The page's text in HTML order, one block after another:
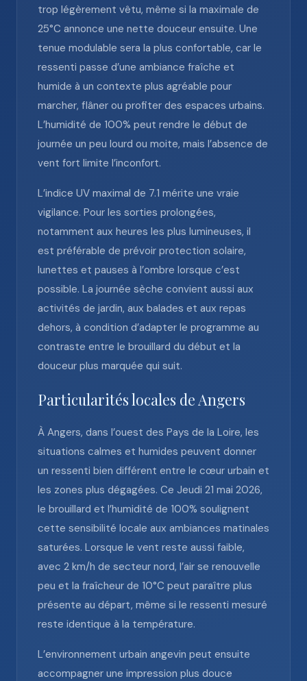
trop légèrement vêtu, même si la maximale de
25°C annonce une nette douceur ensuite. Une
tenue modulable sera la plus confortable, car le
ressenti passe d’une ambiance fraîche et
humide à un contexte plus agréable pour
marcher, flâner ou profiter des espaces urbains.
L’humidité de 100% peut rendre le début de
journée un peu lourd ou moite, mais l’absence de
vent fort limite l’inconfort.
L’indice UV maximal de 7.1 mérite une vraie
vigilance. Pour les sorties prolongées,
notamment aux heures les plus lumineuses, il
est préférable de prévoir protection solaire,
lunettes et pauses à l’ombre lorsque c’est
possible. La journée sèche convient aussi aux
activités de jardin, aux balades et aux repas
dehors, à condition d’adapter le programme au
contraste entre le brouillard du début et la
douceur plus marquée qui suit.
Particularités locales de Angers
À Angers, dans l’ouest des Pays de la Loire, les
situations calmes et humides peuvent donner
un ressenti bien différent entre le cœur urbain et
les zones plus dégagées. Ce Jeudi 21 mai 2026,
le brouillard et l’humidité de 100% soulignent
cette sensibilité locale aux ambiances matinales
saturées. Lorsque le vent reste aussi faible,
avec 2 km/h de secteur nord, l’air se renouvelle
peu et la fraîcheur de 10°C peut paraître plus
présente au départ, même si le ressenti mesuré
reste identique à la température.
L’environnement urbain angevin peut ensuite
accompagner une impression plus douce